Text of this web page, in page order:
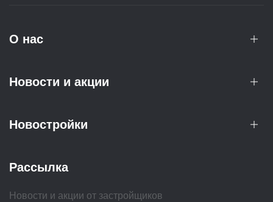
О нас
Новости и акции
Новостройки
Рассылка
Новости и акции от застройщиков